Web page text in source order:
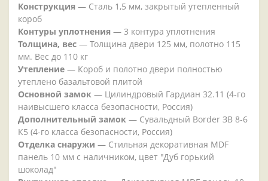
Конструкция — Сталь 1,5 мм, закрытый утепленный
короб
Контуры уплотнения — 3 контура уплотнения
Толщина, вес — Толщина двери 125 мм, полотно 115
мм. Вес до 110 кг
Утепление — Короб и полотно двери полностью
утеплено базальтовой плитой
Основной замок — Цилиндровый Гардиан 32.11 (4-го
наивысшего класса безопасности, Россия)
Дополнительный замок — Сувальдный Border ЗВ 8-6
К5 (4-го класса безопасности, Россия)
Отделка снаружи — Стильная декоративная MDF
панель 10 мм с наличником, цвет "Дуб горький
шоколад"